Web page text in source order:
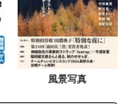
風景写真